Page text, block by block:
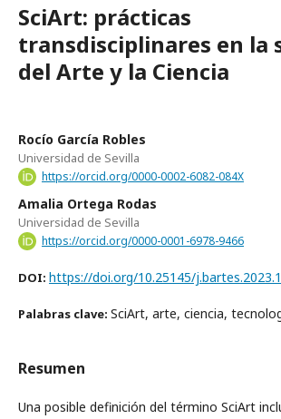
SciArt: prácticas
transdisciplinares en la
del Arte y la Ciencia
Rocío García Robles
Universidad de Sevilla
https://orcid.org/0000-0002-6082-084X
Amalia Ortega Rodas
Universidad de Sevilla
https://orcid.org/0000-0001-6978-9466
DOI: https://doi.org/10.25145/
Palabras clave: SciArt, arte, ciencia,
Resumen
Una posible definición del término SciArt